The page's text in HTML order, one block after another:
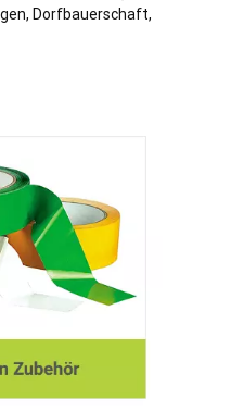
Dorfbauerschaft,